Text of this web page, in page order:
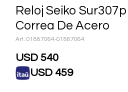
Reloj Seiko
Correa De Acero
01887064-01887064
USD 540
USD 459